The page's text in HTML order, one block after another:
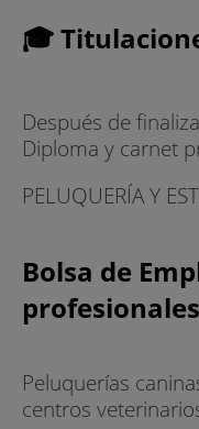
🎓
Después de
Diploma y carnet
PELUQUERÍA Y
Bolsa de
profesionales
Peluquerías
centros